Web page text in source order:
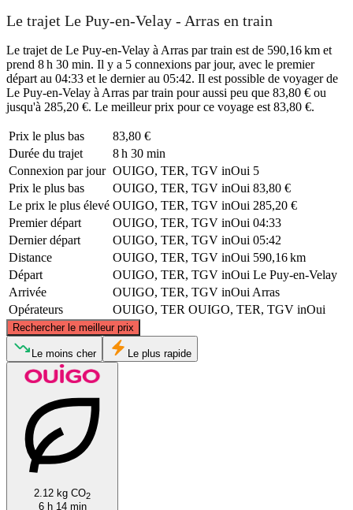
Le trajet Le Puy-en-Velay - Arras en train
Le trajet de Le Puy-en-Velay à Arras par train est de 590,16 km et
prend 8 h 30 min. Il y a 5 connexions par jour, avec le premier
départ au 04:33 et le dernier au 05:42. Il est possible de voyager de
Le Puy-en-Velay à Arras par train pour aussi peu que 83,80 € ou
jusqu'à 285,20 €. Le meilleur prix pour ce voyage est 83,80 €.
Prix ​​le plus bas
83,80 €
Durée du trajet
8 h 30 min
Connexion par jour OUIGO, TER, TGV inOui 5
Prix ​​le plus bas
OUIGO, TER, TGV inOui 83,80 €
Le prix le plus élevé OUIGO, TER, TGV inOui 285,20 €
Premier départ
OUIGO, TER, TGV inOui 04:33
Dernier départ
OUIGO, TER, TGV inOui 05:42
Distance
OUIGO, TER, TGV inOui 590,16 km
Départ
OUIGO, TER, TGV inOui Le Puy-en-Velay
Arrivée
OUIGO, TER, TGV inOui Arras
Opérateurs
OUIGO, TER OUIGO, TER, TGV inOui
Rechercher le meilleur prix
© CARTO, ©OpenStreetMapcontributors
Le moins cher Le plus rapide
2.12 kg CO2
6 h 14 min